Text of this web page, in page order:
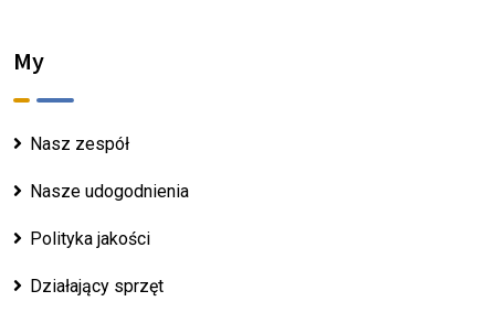
My
Nasz zespół
Nasze udogodnienia
Polityka jakości
Działający sprzęt